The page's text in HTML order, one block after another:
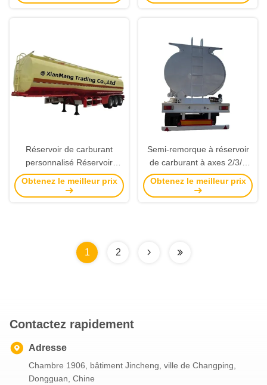
valeur de la valeur de la
valeur de la valeur de la
valeur de la valeur de la
valeur de la valeur de la
valeur de la valeur de la
valeur de la valeur de la
valeur de la valeur de la
valeur de la valeur de la
valeur de la valeur de la
Réservoir de carburant
personnalisé Réservoir
pétrolier Réservoir
d'essence Réservoir diesel
Obtenez le meilleur prix
Semi-remorque à réservoir
de carburant à axes 2/3/4
personnalisée avec capacité
4000/45000 litres
Obtenez le meilleur prix
1 2
Contactez rapidement
Adresse
Chambre 1906, bâtiment Jincheng, ville de Changping,
Dongguan, Chine